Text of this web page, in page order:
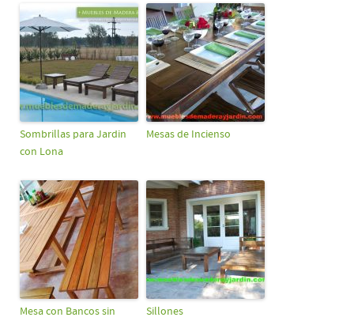
Sombrillas para Jardin
con Lona
Mesas de Incienso
Mesa con Bancos sin
Sillones